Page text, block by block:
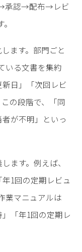
→承認→配布→レビ
ます。部門ごと
いる文書を集約
日」「次回レビ
の段階で、「同
が不明」といっ
ます。例えば、
1回の定期レビュ
業マニュアルは
「年1回の定期レ